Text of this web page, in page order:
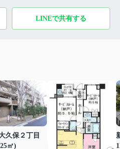
LINEで共有する
久保２丁目
㎡)